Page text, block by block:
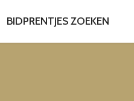
BIDPRENTJES ZOEKEN